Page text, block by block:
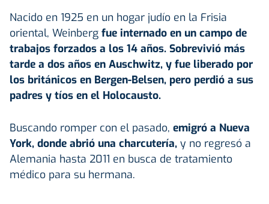
Nacido en 1925 en un hogar judío en la Frisia
oriental, Weinberg fue internado en un campo de
trabajos forzados a los 14 años. Sobrevivió más
tarde a dos años en Auschwitz, y fue liberado por
los británicos en Bergen-Belsen, pero perdió a sus
padres y tíos en el Holocausto.
Buscando romper con el pasado, emigró a Nueva
York, donde abrió una charcutería, y no regresó a
Alemania hasta 2011 en busca de tratamiento
médico para su hermana.